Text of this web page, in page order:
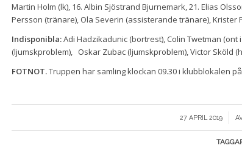
Martin Holm (lk), 16. Albin Sjöstrand Bjurnemark, 21. Elias
Persson (tränare), Ola Severin (assisterande tränare), Krister
Indisponibla:Adi Hadzikadunic (bortrest), Colin Twetman
(ljumskproblem), Oskar Zubac (ljumskproblem), Victor Sköld
FOTNOT.Truppen har samling klockan 09.30 i klubblokalen
27 APRIL 2019
/